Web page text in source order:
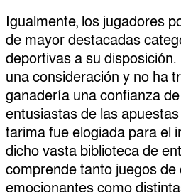
Igualmente, los jugadores
de mayor destacadas
deportivas a su
una consideración y no ha
ganadería una confianza
entusiastas de las
tarima fue elogiada para el
dicho vasta biblioteca de
comprende tanto juegos de